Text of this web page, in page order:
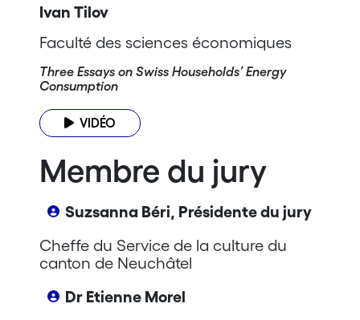
Ivan Tilov
Faculté des sciences économiques
Three Essays on Swiss Households’ Energy
Consumption
VIDÉO
Membre du jury
Suzsanna Béri, Présidente du jury
Cheffe du Service de la culture du
canton de Neuchâtel
Dr Etienne Morel